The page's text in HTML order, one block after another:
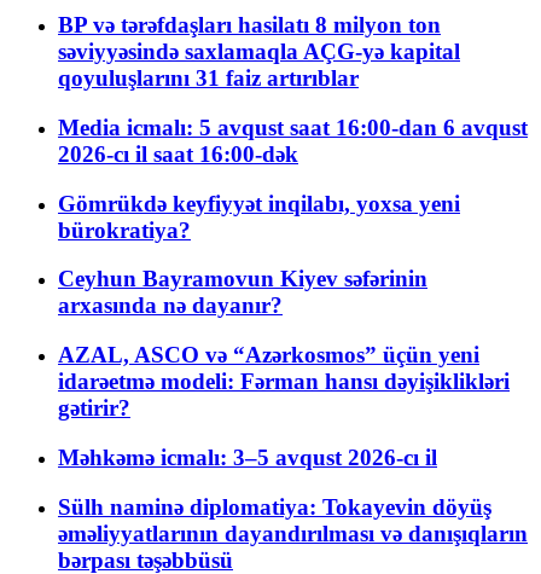
BP və tərəfdaşları hasilatı 8 milyon ton
səviyyəsində saxlamaqla AÇG-yə kapital
qoyuluşlarını 31 faiz artırıblar
Media icmalı: 5 avqust saat 16:00-dan 6 avqust
2026-cı il saat 16:00-dək
Gömrükdə keyfiyyət inqilabı, yoxsa yeni
bürokratiya?
Ceyhun Bayramovun Kiyev səfərinin
arxasında nə dayanır?
AZAL, ASCO və “Azərkosmos” üçün yeni
idarəetmə modeli: Fərman hansı dəyişiklikləri
gətirir?
Məhkəmə icmalı: 3–5 avqust 2026-cı il
Sülh naminə diplomatiya: Tokayevin döyüş
əməliyyatlarının dayandırılması və danışıqların
bərpası təşəbbüsü